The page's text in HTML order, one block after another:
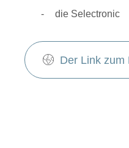
die Selectronic
Der Link zum